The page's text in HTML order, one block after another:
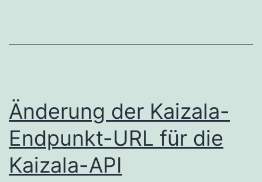
Änderung der Kaizala-
Endpunkt-URL für die
Kaizala-API